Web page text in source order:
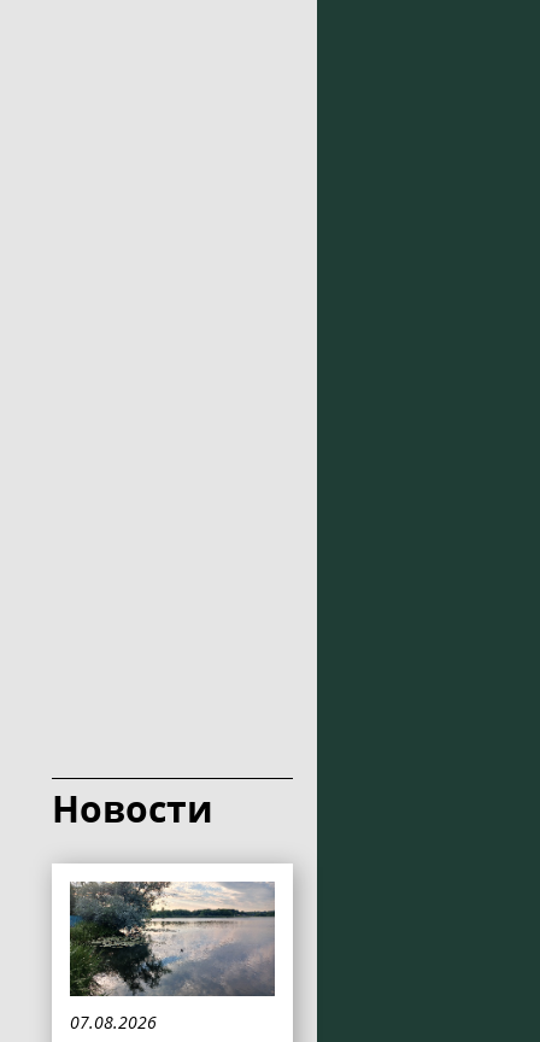
Новости
07.08.2026